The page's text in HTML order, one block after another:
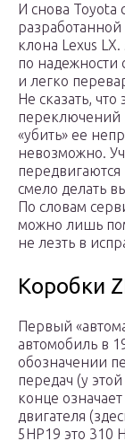
И снова Toyota
разработанной
клона Lexus
по надежности
и легко
Не сказать,
переключений
«убить» ее
невозможно.
смело делать
По словам
можно лишь
не лезть в
Коробки
Первый
автомобиль в
обозначении
передач (у
конце
двигателя
5HP19 это 310